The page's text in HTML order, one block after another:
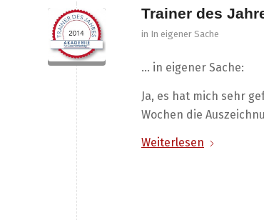
Trainer des
in In eigener Sache
… in eigener Sache:
Ja, es hat mich sehr
Wochen die
Weiterlesen